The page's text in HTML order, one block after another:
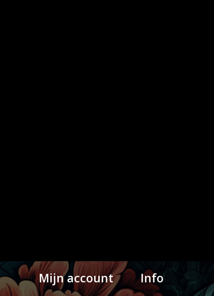
Mijn account Info